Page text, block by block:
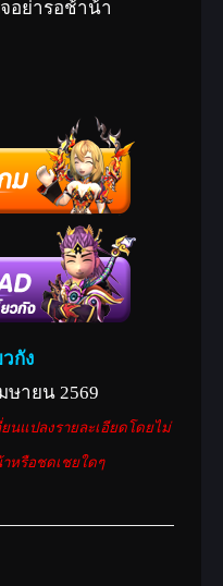
อย่ารอช้าน้า
กัง
ษายน 2569
นแปลงรายละเอียดโดยไม่
หรือชดเชยใดๆ